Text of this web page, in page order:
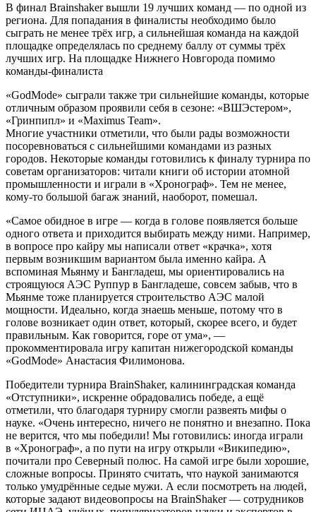
В финал Brainshaker вышли 19 лучших команд — по одной из
региона. Для попадания в финалисты необходимо было
сыграть не менее трёх игр, а сильнейшая команда на каждой
площадке определялась по среднему баллу от суммы трёх
лучших игр. На площадке Нижнего Новгорода помимо
команды-финалиста
«GodMode» сыграли также три сильнейшие команды, которые
отличным образом проявили себя в сезоне: «ВШЭстером»,
«Гринпипл» и «Maximus Team».
Многие участники отметили, что были рады возможности
посоревноваться с сильнейшими командами из разных
городов. Некоторые команды готовились к финалу турнира по
советам организаторов: читали книги об истории атомной
промышленности и играли в «Хронограф». Тем не менее,
кому-то большой багаж знаний, наоборот, помешал.
«Самое обидное в игре — когда в голове появляется больше
одного ответа и приходится выбирать между ними. Например,
в вопросе про кайру мы написали ответ «крачка», хотя
первым возникшим вариантом была именно кайра. А
вспоминая Мьянму и Бангладеш, мы ориентировались на
строящуюся АЭС Руппур в Бангладеше, совсем забыв, что в
Мьянме тоже планируется строительство АЭС малой
мощности. Идеально, когда знаешь меньше, потому что в
голове возникает один ответ, который, скорее всего, и будет
правильным. Как говорится, горе от ума», —
прокомментировала игру капитан нижегородской команды
«GodMode» Анастасия Филимонова.
Победители турнира BrainShaker, калининградская команда
«Отступники», искренне обрадовались победе, а ещё
отметили, что благодаря турниру смогли развеять мифы о
науке. «Очень интересно, ничего не понятно и внезапно. Пока
не верится, что мы победили! Мы готовились: иногда играли
в «Хронограф», а по пути на игру открыли «Википедию»,
почитали про Северный полюс. На самой игре были хорошие,
сложные вопросы. Принято считать, что наукой занимаются
только умудрённые седые мужи. А если посмотреть на людей,
которые задают видеовопросы на BrainShaker — сотрудников